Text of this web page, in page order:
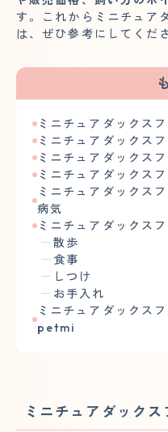
す。これからミニチュア
は、ぜひ参考にしてくだ
ミニチュアダックス
ミニチュアダックス
ミニチュアダックス
ミニチュアダックス
ミニチュアダックス
病気
ミニチュアダックス
散歩
食事
しつけ
お手入れ
ミニチュアダックス
petmi
ミニチュアダック